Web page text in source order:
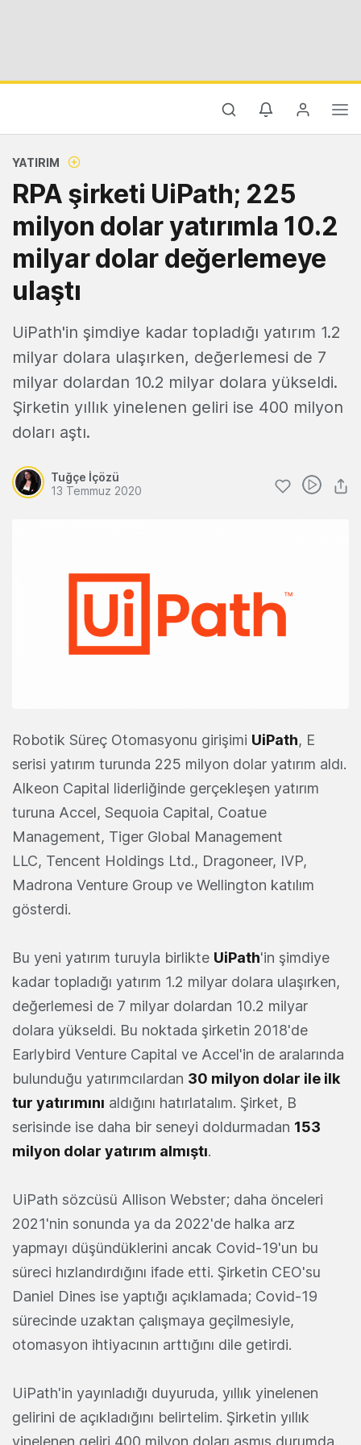
YATIRIM
RPA şirketi UiPath; 225
milyon dolar yatırımla 10.2
milyar dolar değerlemeye
ulaştı
UiPath'in şimdiye kadar topladığı yatırım 1.2
milyar dolara ulaşırken, değerlemesi de 7
milyar dolardan 10.2 milyar dolara yükseldi.
Şirketin yıllık yinelenen geliri ise 400 milyon
doları aştı.
Tuğçe İçözü
13 Temmuz 2020
Robotik Süreç Otomasyonu girişimi UiPath, E
serisi yatırım turunda 225 milyon dolar yatırım aldı.
Alkeon Capital liderliğinde gerçekleşen yatırım
turuna Accel, Sequoia Capital, Coatue
Management, Tiger Global Management
LLC, Tencent Holdings Ltd., Dragoneer, IVP,
Madrona Venture Group ve Wellington katılım
gösterdi.
Bu yeni yatırım turuyla birlikte UiPath'in şimdiye
kadar topladığı yatırım 1.2 milyar dolara ulaşırken,
değerlemesi de 7 milyar dolardan 10.2 milyar
dolara yükseldi. Bu noktada şirketin 2018'de
Earlybird Venture Capital ve Accel'in de aralarında
bulunduğu yatırımcılardan 30 milyon dolar ile ilk
tur yatırımını aldığını hatırlatalım. Şirket, B
serisinde ise daha bir seneyi doldurmadan 153
milyon dolar yatırım almıştı.
UiPath sözcüsü Allison Webster; daha önceleri
2021'nin sonunda ya da 2022'de halka arz
yapmayı düşündüklerini ancak Covid-19'un bu
süreci hızlandırdığını ifade etti. Şirketin CEO'su
Daniel Dines ise yaptığı açıklamada; Covid-19
sürecinde uzaktan çalışmaya geçilmesiyle,
otomasyon ihtiyacının arttığını dile getirdi.
UiPath'in yayınladığı duyuruda, yıllık yinelenen
gelirini de açıkladığını belirtelim. Şirketin yıllık
yinelenen geliri 400 milyon doları aşmış durumda.